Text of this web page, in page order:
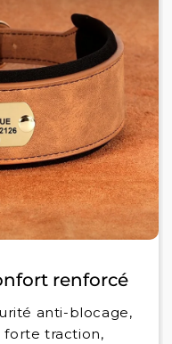
renforcé
anti-blocage,
forte traction,